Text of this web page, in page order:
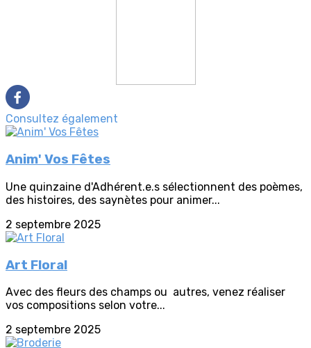
Consultez également
Anim' Vos Fêtes
Une quinzaine d'Adhérent.e.s sélectionnent des poèmes,
des histoires, des saynètes pour animer...
2 septembre 2025
Art Floral
Avec des fleurs des champs ou autres, venez réaliser
vos compositions selon votre...
2 septembre 2025